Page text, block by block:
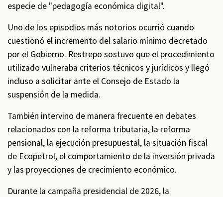
especie de "pedagogía económica digital".
Uno de los episodios más notorios ocurrió cuando
cuestionó el incremento del salario mínimo decretado
por el Gobierno. Restrepo sostuvo que el procedimiento
utilizado vulneraba criterios técnicos y jurídicos y llegó
incluso a solicitar ante el Consejo de Estado la
suspensión de la medida.
También intervino de manera frecuente en debates
relacionados con la reforma tributaria, la reforma
pensional, la ejecución presupuestal, la situación fiscal
de Ecopetrol, el comportamiento de la inversión privada
y las proyecciones de crecimiento económico.
Durante la campaña presidencial de 2026, la